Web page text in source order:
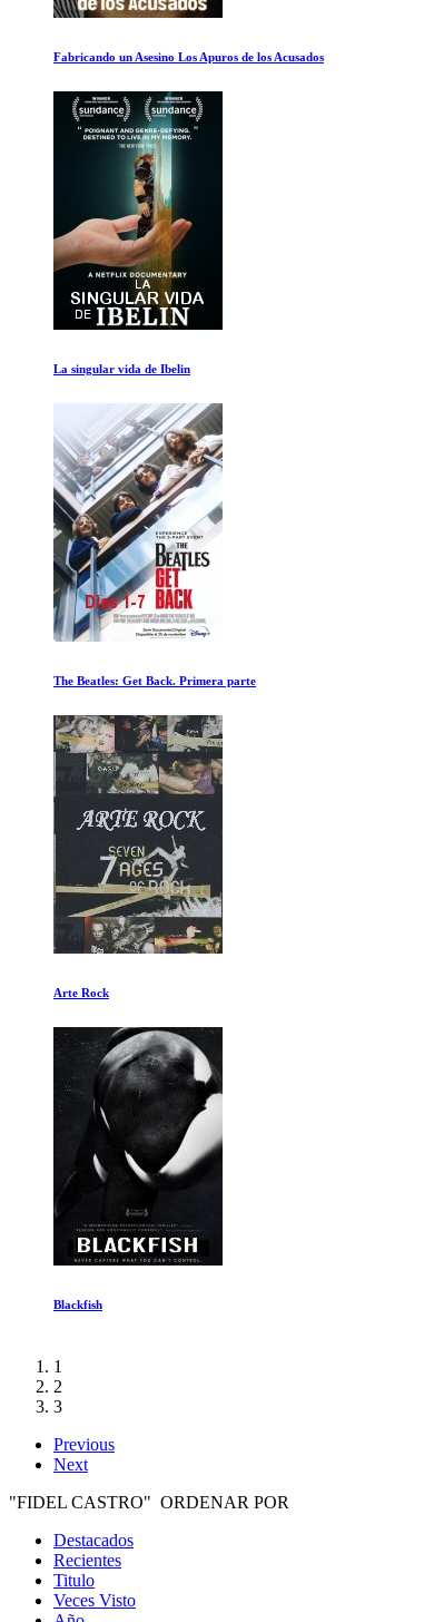
Convenciendo
Senna 2de2
Bajo las Garras del Clima
El Chico
La inspiracion mas profunda
1
2
3
Previous
Next
"FIDEL CASTRO" ORDENAR POR
Destacados
Recientes
Titulo
Veces Visto